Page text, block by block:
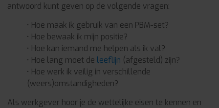
antwoord kunt geven op de volgende vragen:
• Hoe maak ik gebruik van een PBM-set?
• Hoe bewaak ik mijn positie?
• Hoe kan iemand me helpen als ik val?
• Hoe lang moet de leeflijn (afgesteld) zijn?
• Hoe werk ik veilig in verschillende
(weers)omstandigheden?
Als werkgever hoor je de wettelijke eisen te kennen en